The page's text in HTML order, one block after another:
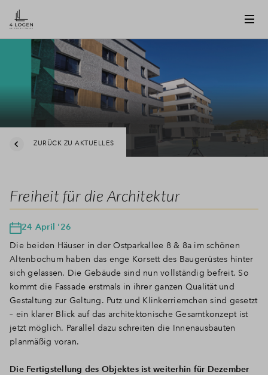
ZURÜCK ZU AKTUELLES
Freiheit für die Architektur
24 April '26
Die beiden Häuser in der Ostparkallee 8 & 8a im schönen
Altenbochum haben das enge Korsett des Baugerüstes hinter
sich gelassen. Die Gebäude sind nun vollständig befreit. So
kommt die Fassade erstmals in ihrer ganzen Qualität und
Gestaltung zur Geltung. Putz und Klinkerriemchen sind gesetzt
– ein klarer Blick auf das architektonische Gesamtkonzept ist
jetzt möglich. Parallel dazu schreiten die Innenausbauten
planmäßig voran.
Die Fertigstellung des Objektes ist weiterhin für Dezember